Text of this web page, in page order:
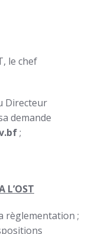
le chef
Directeur
demande
;
L’OST
règlementation ;